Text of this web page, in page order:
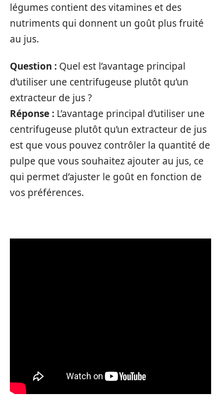
légumes contient des vitamines et des
nutriments qui donnent un goût plus fruité
au jus.
Question : Quel est l’avantage principal
d’utiliser une centrifugeuse plutôt qu’un
extracteur de jus ?
Réponse : L’avantage principal d’utiliser une
centrifugeuse plutôt qu’un extracteur de jus
est que vous pouvez contrôler la quantité de
pulpe que vous souhaitez ajouter au jus, ce
qui permet d’ajuster le goût en fonction de
vos préférences.